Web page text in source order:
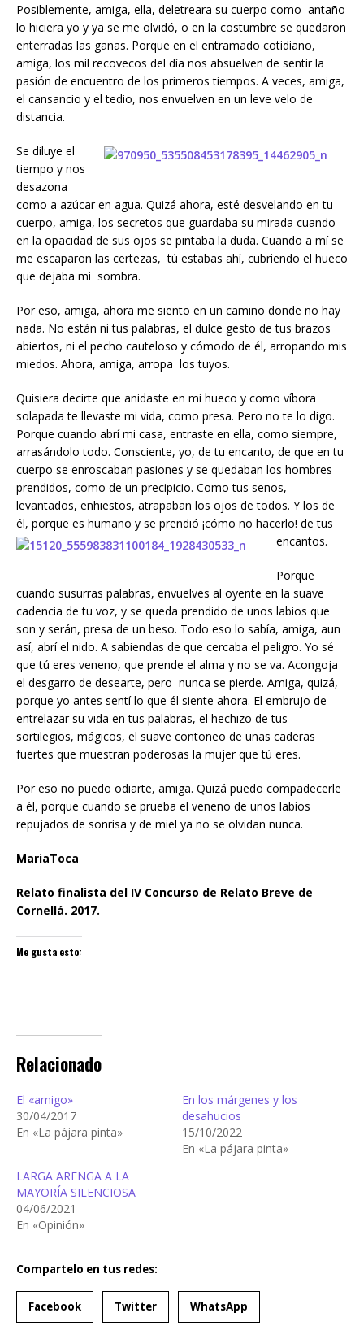
Posiblemente, amiga, ella, deletreara su cuerpo como antaño
lo hiciera yo y ya se me olvidó, o en la costumbre se quedaron
enterradas las ganas. Porque en el entramado cotidiano,
amiga, los mil recovecos del día nos absuelven de sentir la
pasión de encuentro de los primeros tiempos. A veces, amiga,
el cansancio y el tedio, nos envuelven en un leve velo de
distancia.
Se diluye el
tiempo y nos
desazona
como a azúcar en agua. Quizá ahora, esté desvelando en tu
cuerpo, amiga, los secretos que guardaba su mirada cuando
en la opacidad de sus ojos se pintaba la duda. Cuando a mí se
me escaparon las certezas, tú estabas ahí, cubriendo el hueco
que dejaba mi sombra.
Por eso, amiga, ahora me siento en un camino donde no hay
nada. No están ni tus palabras, el dulce gesto de tus brazos
abiertos, ni el pecho cauteloso y cómodo de él, arropando mis
miedos. Ahora, amiga, arropa los tuyos.
Quisiera decirte que anidaste en mi hueco y como víbora
solapada te llevaste mi vida, como presa. Pero no te lo digo.
Porque cuando abrí mi casa, entraste en ella, como siempre,
arrasándolo todo. Consciente, yo, de tu encanto, de que en tu
cuerpo se enroscaban pasiones y se quedaban los hombres
prendidos, como de un precipicio. Como tus senos,
levantados, enhiestos, atrapaban los ojos de todos. Y los de
él, porque es humano y se prendió ¡cómo no hacerlo! de tus
encantos.
Porque
cuando susurras palabras, envuelves al oyente en la suave
cadencia de tu voz, y se queda prendido de unos labios que
son y serán, presa de un beso. Todo eso lo sabía, amiga, aun
así, abrí el nido. A sabiendas de que cercaba el peligro. Yo sé
que tú eres veneno, que prende el alma y no se va. Acongoja
el desgarro de desearte, pero nunca se pierde. Amiga, quizá,
porque yo antes sentí lo que él siente ahora. El embrujo de
entrelazar su vida en tus palabras, el hechizo de tus
sortilegios, mágicos, el suave contoneo de unas caderas
fuertes que muestran poderosas la mujer que tú eres.
Por eso no puedo odiarte, amiga. Quizá puedo compadecerle
a él, porque cuando se prueba el veneno de unos labios
repujados de sonrisa y de miel ya no se olvidan nunca.
MariaToca
Relato finalista del IV Concurso de Relato Breve de
Cornellá. 2017.
Me gusta esto:
Relacionado
El «amigo»
30/04/2017
En «La pájara pinta»
En los márgenes y los
desahucios
15/10/2022
En «La pájara pinta»
LARGA ARENGA A LA
MAYORÍA SILENCIOSA
04/06/2021
En «Opinión»
Compartelo en tus redes:
Facebook Twitter WhatsApp